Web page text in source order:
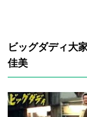
ビッグダディ大
佳美